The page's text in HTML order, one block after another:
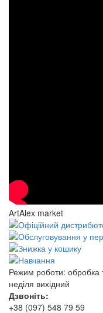
ArtAlex market
Режим роботи: обробка
неділя вихідний
Дзвоніть:
+38 (097) 548 79 59